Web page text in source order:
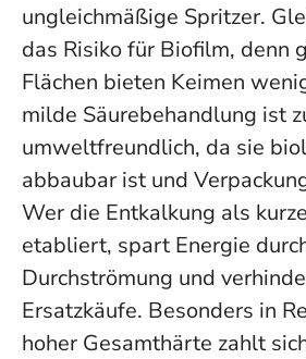
ungleichmäßige Spritzer.
das Risiko für Biofilm, denn
Flächen bieten Keimen
milde Säurebehandlung ist
umweltfreundlich, da sie
abbaubar ist und
Wer die Entkalkung als
etabliert, spart Energie
Durchströmung und
Ersatzkäufe. Besonders in
hoher Gesamthärte zahlt